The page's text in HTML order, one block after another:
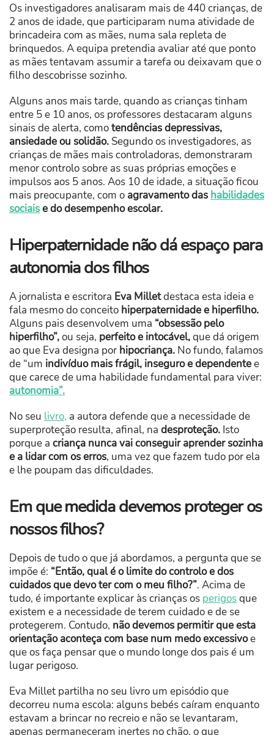
Os investigadores analisaram mais de 440 crianças, de
2 anos de idade, que participaram numa atividade de
brincadeira com as mães, numa sala repleta de
brinquedos. A equipa pretendia avaliar até que ponto
as mães tentavam assumir a tarefa ou deixavam que o
filho descobrisse sozinho.
Alguns anos mais tarde, quando as crianças tinham
entre 5 e 10 anos, os professores destacaram alguns
sinais de alerta, comotendências depressivas,
ansiedade ou solidão. Segundo os investigadores, as
crianças de mães mais controladoras, demonstraram
menor controlo sobre as suas próprias emoções e
impulsos aos 5 anos. Aos 10 de idade, a situação ficou
mais preocupante, com o agravamento das habilidades
sociaise do desempenho escolar.
Hiperpaternidade não dá espaço para
autonomia dos filhos
A jornalista e escritora Eva Milletdestaca esta ideia e
fala mesmo do conceito hiperpaternidade e hiperfilho.
Alguns pais desenvolvem uma “obsessão pelo
hiperfilho”,ou seja, perfeito e intocável,que dá origem
ao que Eva designa por hipocriança. No fundo, falamos
de “um indivíduo mais frágil, inseguro e dependentee
que carece de uma habilidade fundamental para viver:
autonomia”.
No seu livro, a autora defende que a necessidade de
superproteção resulta, afinal, na desproteção. Isto
porque a criança nunca vai conseguir aprender sozinha
e a lidar com os erros, uma vez que fazem tudo por ela
e lhe poupam das dificuldades.
Em que medida devemos proteger os
nossos filhos?
Depois de tudo o que já abordamos, a pergunta que se
impõe é: “Então, qual é o limite do controlo e dos
cuidados que devo ter com o meu filho?”. Acima de
tudo, é importante explicar às crianças os perigosque
existem e a necessidade de terem cuidado e de se
protegerem. Contudo, não devemos permitir que esta
orientação aconteça com base num medo excessivoe
que os faça pensar que o mundo longe dos pais é um
lugar perigoso.
Eva Millet partilha no seu livro um episódio que
decorreu numa escola: alguns bebés caíram enquanto
estavam a brincar no recreio e não se levantaram,
apenas permaneceram inertes no chão, o que